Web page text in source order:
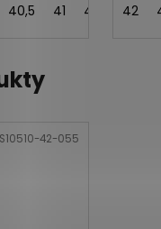
40,5 41 42 42,5
42
S10510-42-055